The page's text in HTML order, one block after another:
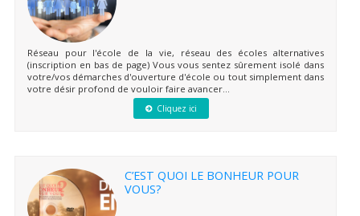
Réseau pour l'école de la vie, réseau des écoles alternatives
(inscription en bas de page) Vous vous sentez sûrement isolé dans
votre/vos démarches d'ouverture d'école ou tout simplement dans
votre désir profond de vouloir faire avancer...
Cliquez ici
C’EST QUOI LE BONHEUR POUR
VOUS?